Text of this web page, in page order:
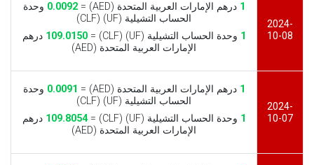
2024-
10-08
1 درهم الإمارات العربية المتحدة (AED) = 0.0092 وحدة
الحساب التشيلية (UF) (CLF)
1 وحدة الحساب التشيلية (UF) (CLF) = 109.0150 درهم
الإمارات العربية المتحدة (AED)
2024-
10-07
1 درهم الإمارات العربية المتحدة (AED) = 0.0091 وحدة
الحساب التشيلية (UF) (CLF)
1 وحدة الحساب التشيلية (UF) (CLF) = 109.8054 درهم
الإمارات العربية المتحدة (AED)